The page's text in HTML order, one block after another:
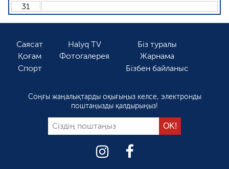
31
Саясат
Қоғам
Спорт
Halyq TV
Фотогалерея
Біз туралы
Жарнама
Бізбен байланыс
Соңғы жаңалықтарды оқығыңыз келсе, электронды
поштаңызды қалдырыңыз!